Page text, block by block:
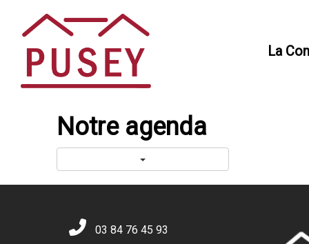
La
Notre agenda
03 84 76 45 93